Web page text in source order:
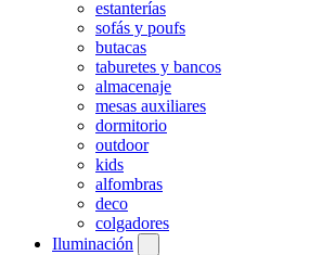
estanterías
sofás y poufs
butacas
taburetes y bancos
almacenaje
mesas auxiliares
dormitorio
outdoor
kids
alfombras
deco
colgadores
Iluminación